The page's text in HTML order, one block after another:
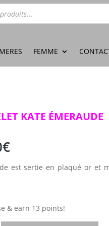
FEMME
KATE ÉMERAUDE
€
est sertie en plaqué or et
& earn 13 points!